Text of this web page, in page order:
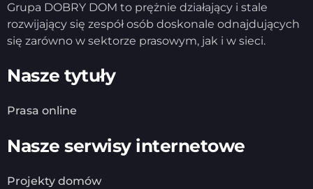
Grupa DOBRY DOM to prężnie działający i stale
rozwijający się zespół osób doskonale odnajdujących
się zarówno w sektorze prasowym, jak i w sieci.
Nasze tytuły
Prasa online
Nasze serwisy internetowe
Projekty domów